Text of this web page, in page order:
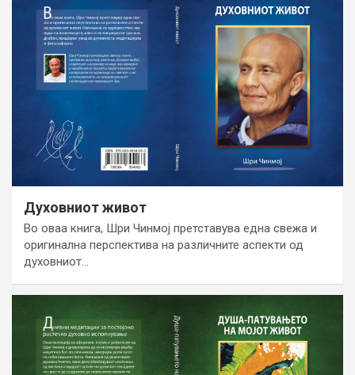
Духовниот живот
Во оваа книга, Шри Чинмој претставува една свежа и
оригинална перспектива на различните аспекти од
духовниот…